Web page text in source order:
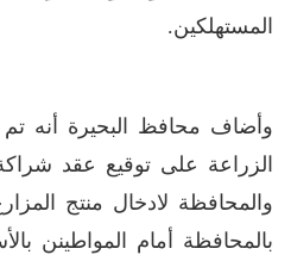
المستهلكين.
وأضاف محافظ البحيرة أنه تم
الزراعة على توقيع عقد
والمحافظة لادخال منتج
بالمحافظة أمام المواطينن